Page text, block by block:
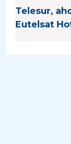
Telesur,
Eutelsat